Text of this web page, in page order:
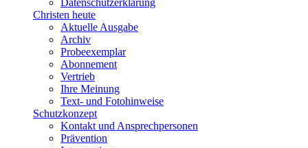
Datenschutzerklärung
Christen heute
Aktuelle Ausgabe
Archiv
Probeexemplar
Abonnement
Vertrieb
Ihre Meinung
Text- und Fotohinweise
Schutzkonzept
Kontakt und Ansprechpersonen
Prävention